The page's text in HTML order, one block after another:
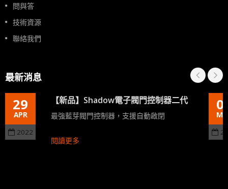
問與答
技術資源
聯絡我們
最新消息
29
APR
2022
【新品】Shadow電子閥門控制器二代
最強藍芽閥門控制器，支援自動啟閉
閱讀更多